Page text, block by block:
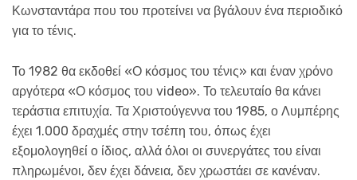
Κωνσταντάρα που του προτείνει να βγάλουν ένα περιοδικό
για το τένις.
Το 1982 θα εκδοθεί «Ο κόσμος του τένις» και έναν χρόνο
αργότερα «Ο κόσμος του video». Το τελευταίο θα κάνει
τεράστια επιτυχία. Τα Χριστούγεννα του 1985, ο Λυμπέρης
έχει 1.000 δραχμές στην τσέπη του, όπως έχει
εξομολογηθεί ο ίδιος, αλλά όλοι οι συνεργάτες του είναι
πληρωμένοι, δεν έχει δάνεια, δεν χρωστάει σε κανέναν.